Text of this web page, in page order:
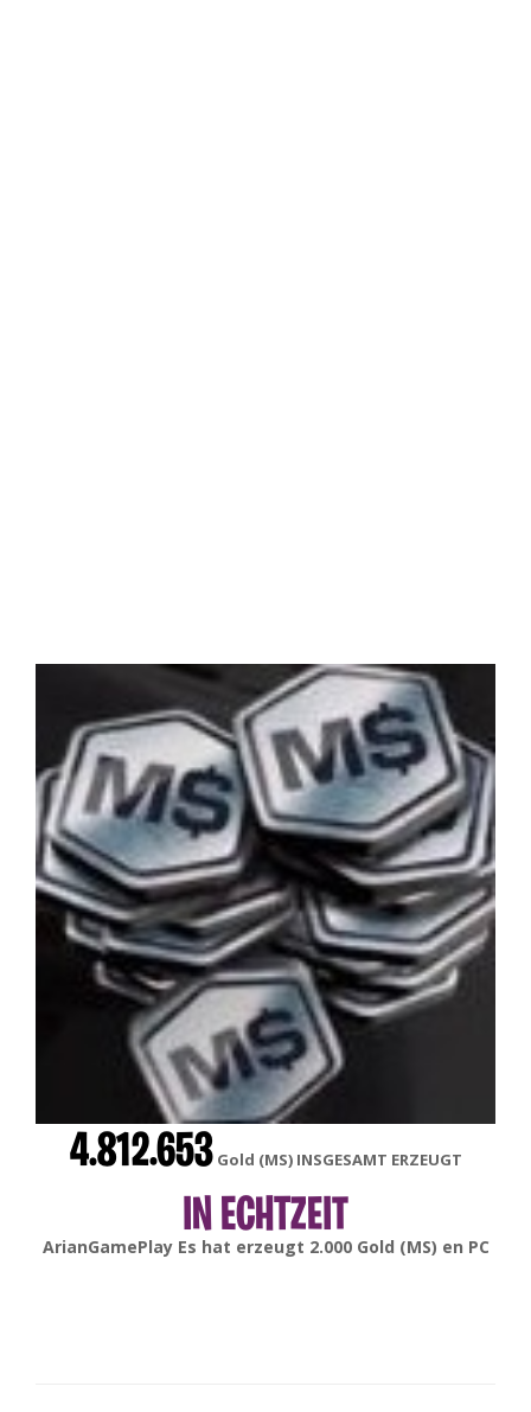
4.812.653 Gold (MS) INSGESAMT ERZEUGT
IN ECHTZEIT
gonsabellaEs hat erzeugt6.000Gold (MS) enAndroid